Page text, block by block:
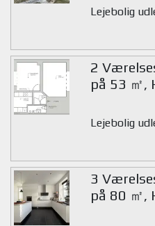
Lejebolig
2
på 53 ㎡,
Lejebolig
3
på 80 ㎡,